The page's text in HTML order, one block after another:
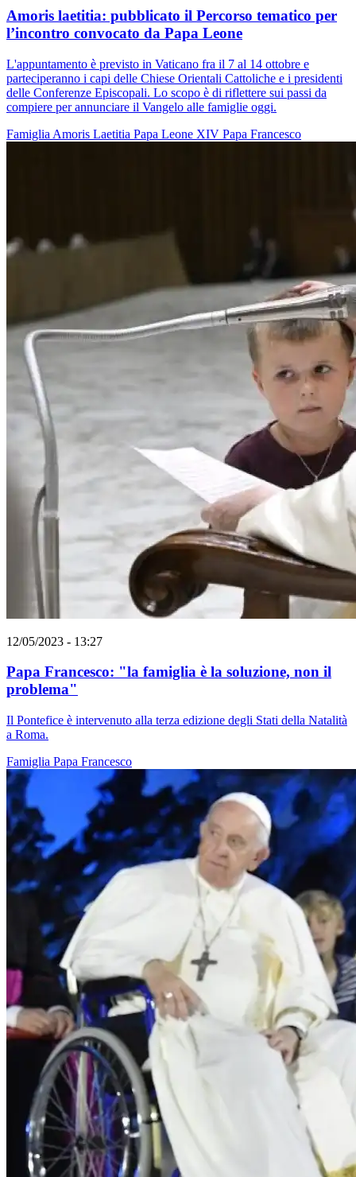
Amoris laetitia: pubblicato il Percorso tematico per
l’incontro convocato da Papa Leone
L'appuntamento è previsto in Vaticano fra il 7 al 14 ottobre e
parteciperanno i capi delle Chiese Orientali Cattoliche e i presidenti
delle Conferenze Episcopali. Lo scopo è di riflettere sui passi da
compiere per annunciare il Vangelo alle famiglie oggi.
Famiglia Amoris Laetitia Papa Leone XIV Papa Francesco
12/05/2023 - 13:27
Papa Francesco: "la famiglia è la soluzione, non il
problema"
Il Pontefice è intervenuto alla terza edizione degli Stati della Natalità
a Roma.
Famiglia Papa Francesco